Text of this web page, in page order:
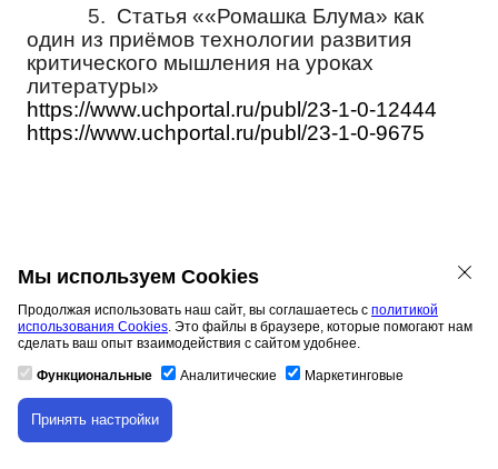
5. Статья ««Ромашка Блума» как
один из приёмов технологии развития
критического мышления на уроках
литературы»
https://www.uchportal.ru/publ/23-1-0-12444
https://www.uchportal.ru/publ/23-1-0-9675
Скачано с www.znanio.ru
Материалы на данной страницы взяты из открытых
источников либо размещены пользователем в соответствии
Скачивание материала доступно только для
авторизованных пользователей.
Мы используем Cookies
Продолжая использовать наш сайт, вы соглашаетесь с политикой
использования Cookies. Это файлы в браузере, которые помогают нам
сделать ваш опыт взаимодействия с сайтом удобнее.
Функциональные Аналитические Маркетинговые
Принять настройки